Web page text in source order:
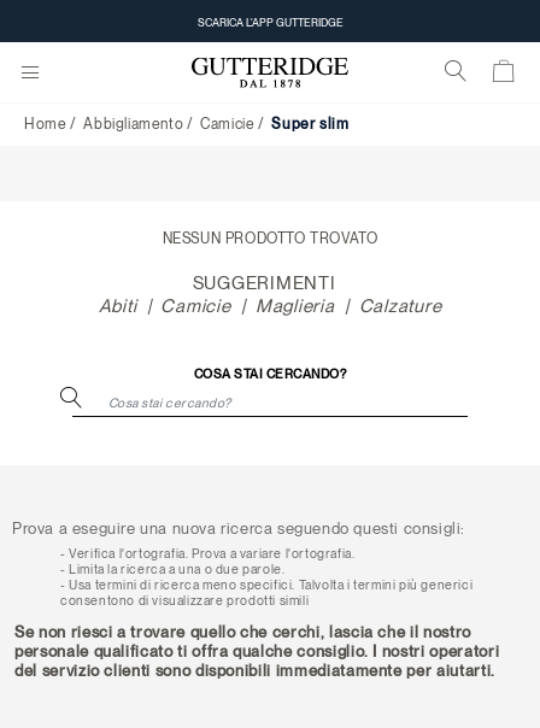
SCARICA L'APP GUTTERIDGE
slim
Home Abbigliamento Camicie Super slim
NESSUN PRODOTTO TROVATO
SUGGERIMENTI
Abiti
Camicie Maglieria Calzature
COSA STAI CERCANDO?
Prova a eseguire una nuova ricerca seguendo questi consigli:
Verifica l'ortografia. Prova a variare l'ortografia.
Limita la ricerca a una o due parole.
Usa termini di ricerca meno specifici. Talvolta i termini più generici
consentono di visualizzare prodotti simili
Se non riesci a trovare quello che cerchi, lascia che il nostro
personale qualificato ti offra qualche consiglio. I nostri operatori
del servizio clienti sono disponibili immediatamente per aiutarti.